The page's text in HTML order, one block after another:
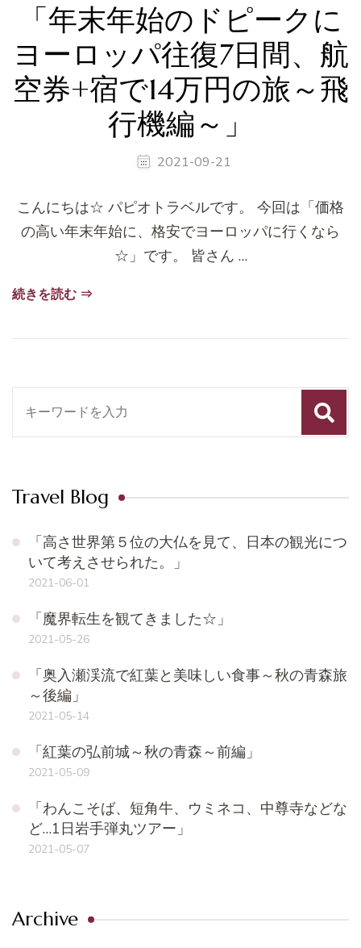
「年末年始のドピークに
ヨーロッパ往復7日間、航
空券+宿で14万円の旅～飛
行機編～」
2021-09-21
こんにちは☆ パピオトラベルです。 今回は「価格
の高い年末年始に、格安でヨーロッパに行くなら
☆」です。 皆さん …
続きを読む ⇒
Travel Blog
「高さ世界第５位の大仏を見て、日本の観光につ
いて考えさせられた。」
2021-06-01
「魔界転生を観てきました☆」
2021-05-26
「奥入瀬渓流で紅葉と美味しい食事～秋の青森旅
～後編」
2021-05-14
「紅葉の弘前城～秋の青森～前編」
2021-05-09
「わんこそば、短角牛、ウミネコ、中尊寺などな
ど…1日岩手弾丸ツアー」
2021-05-07
Archive